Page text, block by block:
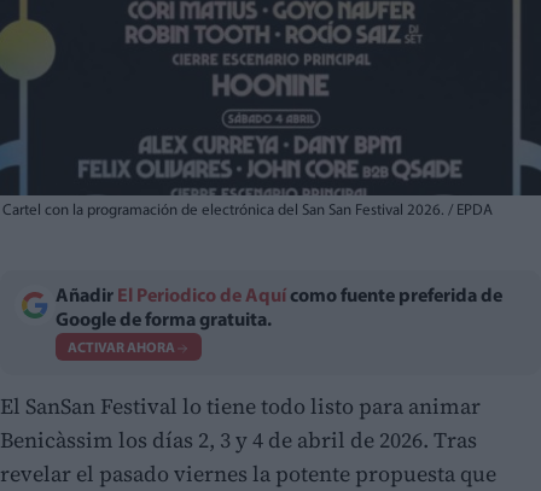
Cartel con la programación de electrónica del San San Festival 2026. / EPDA
Añadir El Periodico de Aquí como fuente preferida de
Google de forma gratuita.
ACTIVAR AHORA
El SanSan Festival lo tiene todo listo para animar
Benicàssim los días 2, 3 y 4 de abril de 2026. Tras
revelar el pasado viernes la potente propuesta que